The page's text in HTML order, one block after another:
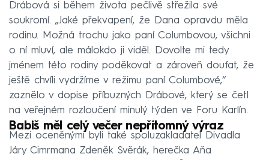
Drábová si během života pečlivě střežila své
soukromí. „Jaké překvapení, že Dana opravdu měla
rodinu. Možná trochu jako paní Columbovou, všichni
o ní mluví, ale málokdo ji viděl. Dovolte mi tedy
jménem této rodiny poděkovat a zároveň doufat, že
ještě chvíli vydržíme v režimu paní Columbové,“
zaznělo v dopise příbuzných Drábové, který se četl
na veřejném rozloučení minulý týden ve Foru Karlín.
Babiš měl celý večer nepřítomný výraz
Mezi oceněnými byli také spoluzakladatel Divadla
Járy Cimrmana Zdeněk Svěrák, herečka Aňa